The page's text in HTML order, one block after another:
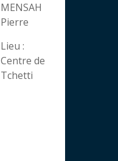
MENSAH
Pierre
Lieu :
Centre de
Tchetti